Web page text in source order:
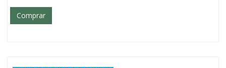
Comprar